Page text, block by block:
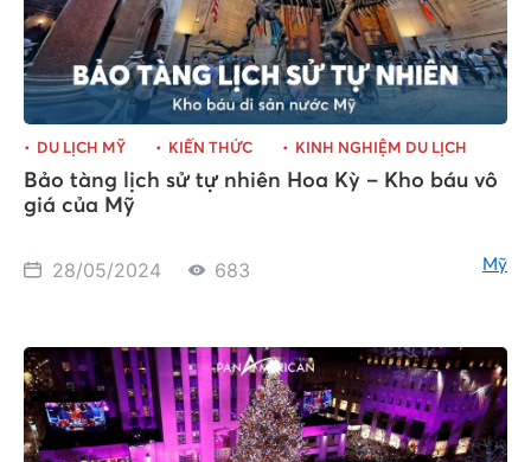
DU LỊCH MỸ KIẾN THỨC KINH NGHIỆM DU LỊCH
Bảo tàng lịch sử tự nhiên Hoa Kỳ – Kho báu vô
giá của Mỹ
28/05/2024 683 Mỹ